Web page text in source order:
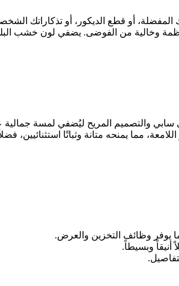
أو قطع الديكور، أو تذكاراتك
وخالية من الفوضى. يضفي لون خشب
سابي والتصميم المريح ليُضفي لمسة
مما يمنحه متانة وثباتًا استثنائيين،
وبسيطاً.